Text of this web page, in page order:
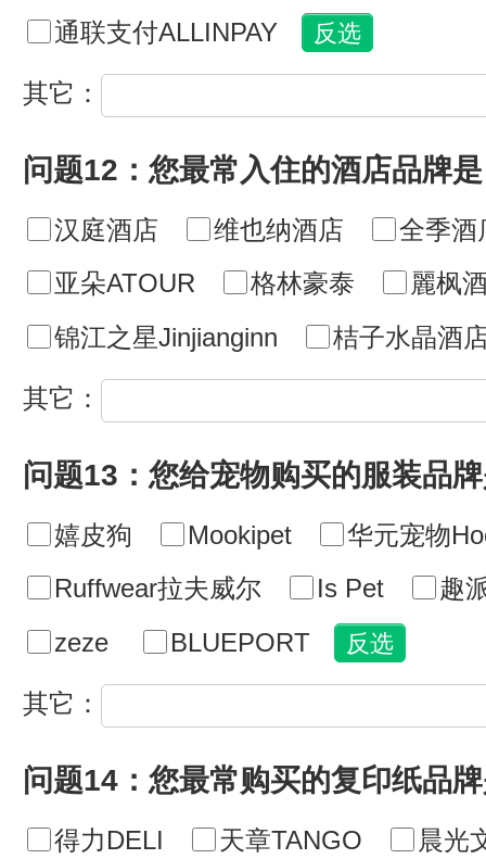
通联支付ALLINPAY
其它：
问题12：您最常入住的酒店品牌
汉庭酒店 维也纳酒店
全季酒
亚朵ATOUR
格林豪泰
麗枫
锦江之星Jinjianginn
桔子水晶酒
其它：
问题13：您给宠物购买的服装品
嬉皮狗 Mookipet
华元宠物
Ruffwear拉夫威尔
Is Pet
趣
zeze
BLUEPORT
其它：
问题14：您最常购买的复印纸品
得力DELI 天章TANGO
晨光